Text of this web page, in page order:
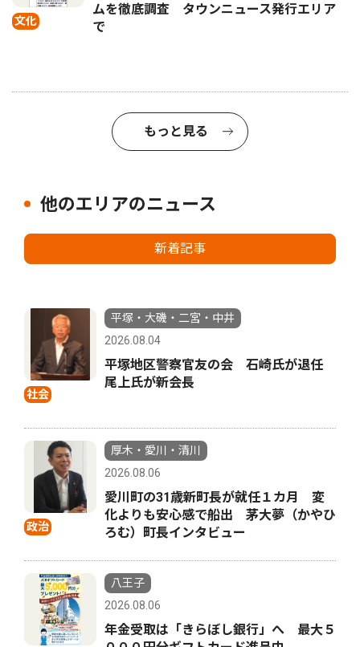
文化
ムを徹底調査 タウンニュース発行エリア
で
もっと見る
他のエリアのニュース
新着記事
社会
平塚・大磯・二宮・中井
2026.08.04
平塚地区警察官友の会 石崎氏が退任
尾上氏が新会長
政治
厚木・愛川・清川
2026.08.06
愛川町の31歳新町長が就任１カ月 変
化よりも安心感で船出 茅大夢（かやひ
ろむ）町長インタビュー
八王子
2026.08.06
年金受取は「きらぼし銀行」へ 最大５